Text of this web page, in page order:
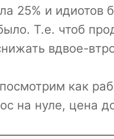
25% и идиотов
Т.е. чтоб
вдвое-
как
на нуле, цена